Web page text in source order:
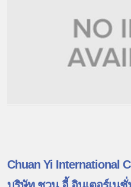
Chuan Yi International